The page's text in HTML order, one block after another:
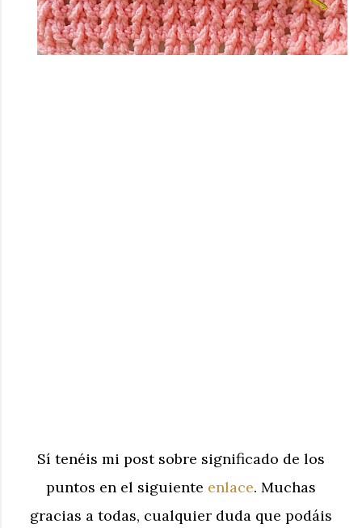
Sí tenéis mi post sobre significado de los
puntos en el siguiente enlace. Muchas
gracias a todas, cualquier duda que podáis